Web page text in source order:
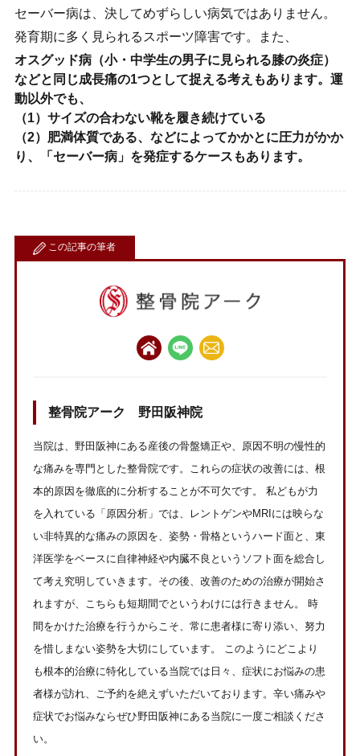
セーバー病は、決してめずらしい病気ではありません。
発育期に多く見られるスポーツ障害です。また、
オスグッド病（小・中学生の男子に見られる膝の炎症）
などと同じ成長痛の1つとして捉える考えもあります。運
動以外でも、
（1）サイズの合わない靴を履き続けている
（2）肥満体質である、などによってかかとに圧力がかか
り、「セーバー病」を発症するケースもあります。
この記事の筆者
整骨院アーク 野田阪神院
当院は、野田阪神にある産後の骨盤矯正や、原因不明の慢性的
な痛みを専門とした整骨院です。これらの症状の改善には、根
本的原因を徹底的に分析することが不可欠です。 私どもが力
を入れている「原因分析」では、レントゲンやMRIには映らな
い非特異的な痛みの原因を、姿勢・骨格というハード面と、東
洋医学をベースに自律神経や内臓不良というソフト面を総合し
て考え究明していきます。その後、改善のための治療が開始さ
れますが、こちらも短期間でというわけには行きません。 時
間をかけた治療を行うからこそ、常に患者様に寄り添い、努力
を惜しまない姿勢を大切にしています。 このようにどこより
も根本的治療に特化している当院では日々、症状にお悩みの患
者様が訪れ、ご予約を絶えずいただいております。辛い痛みや
症状でお悩みならぜひ野田阪神にある当院に一度ご相談くださ
い。